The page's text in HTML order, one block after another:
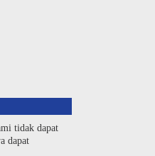
tidak dapat
dapat